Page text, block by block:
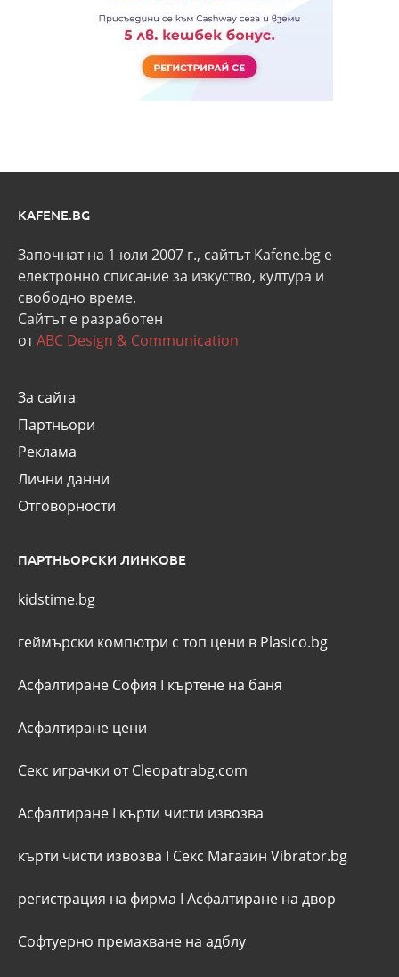
KAFENE.BG
Започнат на 1 юли 2007 г., сайтът Kafene.bg e
eлектронно списание за изкуство, култура и
свободно време.
Сайтът е разработен
отABC Design & Communication
За сайта
Партньори
Реклама
Лични данни
Отговорности
ПАРТНЬОРСКИ ЛИНКОВЕ
kidstime.bg
геймърски компютри с топ цени в Plasico.bg
Асфалтиране София I къртене на баня
Асфалтиране цени
Секс играчки от Cleopatrabg.com
Асфалтиране I кърти чисти извозва
кърти чисти извозва I Секс Магазин Vibrator.bg
регистрация на фирма I Асфалтиране на двор
Софтуерно премахване на адблу